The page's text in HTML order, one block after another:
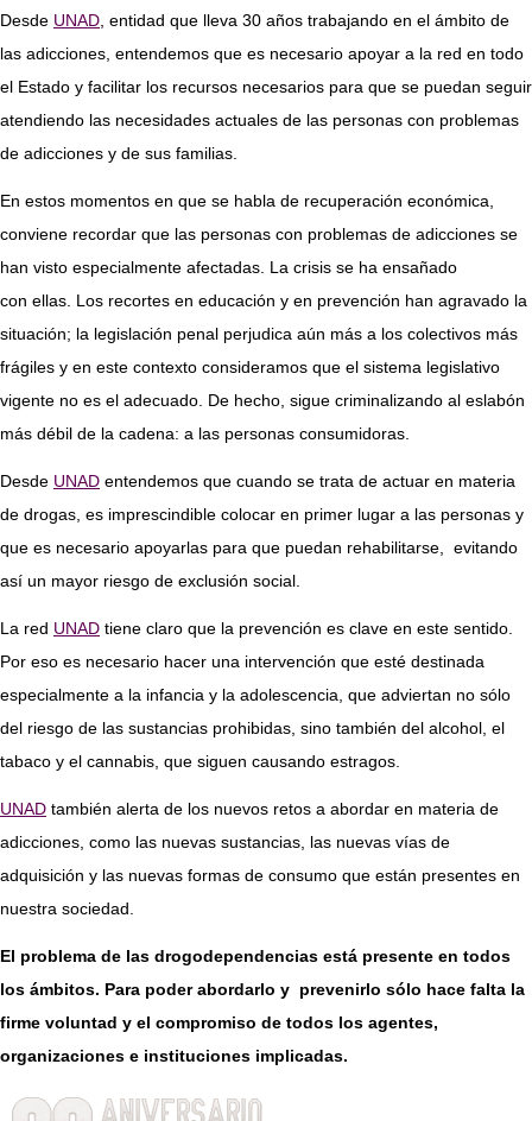
Desde UNAD , entidad que lleva 30 años trabajando en el ámbito de
las adicciones, entendemos que es necesario apoyar a la red en todo
el Estado y facilitar los recursos necesarios para que se puedan seguir
atendiendo las necesidades actuales de las personas con problemas
de adicciones y de sus familias.
En estos momentos en que se habla de recuperación económica,
conviene recordar que las personas con problemas de adicciones se
han visto especialmente afectadas. La crisis se ha ensañado
con ellas. Los recortes en educación y en prevención han agravado la
situación; la legislación penal perjudica aún más a los colectivos más
frágiles y en este contexto consideramos que el sistema legislativo
vigente no es el adecuado. De hecho, sigue criminalizando al eslabón
más débil de la cadena: a las personas consumidoras.
Desde UNAD entendemos que cuando se trata de actuar en materia
de drogas, es imprescindible colocar en primer lugar a las personas y
que es necesario apoyarlas para que puedan rehabilitarse, evitando
así un mayor riesgo de exclusión social.
La red UNAD tiene claro que la prevención es clave en este sentido.
Por eso es necesario hacer una intervención que esté destinada
especialmente a la infancia y la adolescencia, que adviertan no sólo
del riesgo de las sustancias prohibidas, sino también del alcohol, el
tabaco y el cannabis, que siguen causando estragos.
UNAD también alerta de los nuevos retos a abordar en materia de
adicciones, como las nuevas sustancias, las nuevas vías de
adquisición y las nuevas formas de consumo que están presentes en
nuestra sociedad.
El problema de las drogodependencias está presente en todos
los ámbitos. Para poder abordarlo y prevenirlo sólo hace falta la
firme voluntad y el compromiso de todos los agentes,
organizaciones e instituciones implicadas.